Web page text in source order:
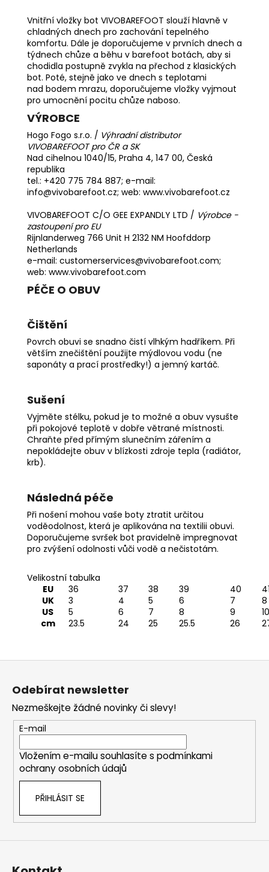
Vnitřní vložky bot VIVOBAREFOOT slouží hlavně v
chladných dnech pro zachování tepelného
komfortu. Dále je doporučujeme v prvních dnech a
týdnech chůze a běhu v barefoot botách, aby si
chodidla postupně zvykla na přechod z klasických
bot. Poté, stejně jako ve dnech s teplotami
nad bodem mrazu, doporučujeme vložky vyjmout
pro umocnění pocitu chůze naboso.
VÝROBCE
Hogo Fogo s.r.o. / Výhradní distributor
VIVOBAREFOOT pro ČR a SK
Nad cihelnou 1040/15, Praha 4, 147 00, Česká
republika
tel.: +420 775 784 887; e-mail:
info@vivobarefoot.cz; web: www.vivobarefoot.cz
VIVOBAREFOOT C/O GEE EXPANDLY LTD / Výrobce -
zastoupení pro EU
Rijnlanderweg 766 Unit H 2132 NM Hoofddorp
Netherlands
e-mail: customerservices@vivobarefoot.com;
web: www.vivobarefoot.com
PÉČE O OBUV
Čištění
Povrch obuvi se snadno čistí vlhkým hadříkem. Při
větším znečištění použijte mýdlovou vodu (ne
saponáty a prací prostředky!) a jemný kartáč.
Sušení
Vyjměte stélku, pokud je to možné a obuv vysušte
při pokojové teplotě v dobře větrané místnosti.
Chraňte před přímým slunečním zářením a
nepokládejte obuv v blízkosti zdroje tepla (radiátor,
krb).
Následná péče
Při nošení mohou vaše boty ztratit určitou
voděodolnost, která je aplikována na textilii obuvi.
Doporučujeme svršek bot pravidelně impregnovat
pro zvýšení odolnosti vůči vodě a nečistotám.
Velikostní tabulka
EU
36 37 38 39 40
UK
3 4 5 6 7
8
US
5 6 7 8 9
10
cm
23.5 24 25 25.5 26
Z
Odebírat newsletter
Nezmeškejte žádné novinky či slevy!
E-mail
Vložením e-mailu souhlasíte s podmínkami
ochrany osobních údajů
PŘIHLÁSIT SE